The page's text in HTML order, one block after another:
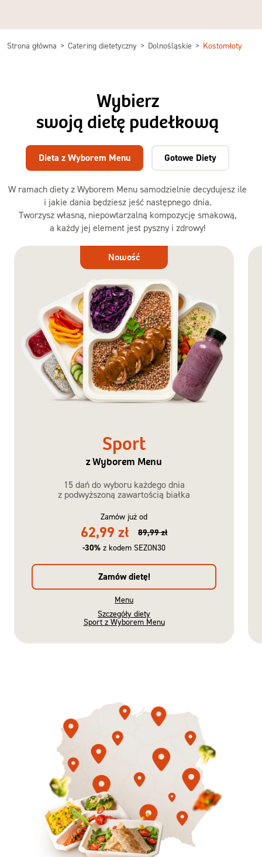
Strona główna Catering dietetyczny Dolnośląskie Kostomłoty
Wybierz
swoją dietę pudełkową
W ramach diety z Wyborem Menu samodzielnie decydujesz ile
i jakie dania będziesz jeść następnego dnia.
Tworzysz własną, niepowtarzalną kompozycję smakową,
a każdy jej element jest pyszny i zdrowy!
Dieta z Wyborem Menu Gotowe Diety
Dieta
Nowość
Sport
z Wyborem Menu
15 dań do wyboru każdego dnia
z podwyższoną zawartością białka
Zamów już od
62,99 zł
89,99 zł
-30% z kodem SEZON30
Zamów dietę!
Menu
Szczegóły diety
Sport z Wyborem Menu